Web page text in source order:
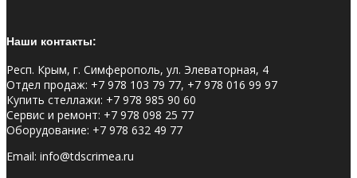
Наши контакты:
Респ. Крым, г. Симферополь, ул. Элеваторная, 4
Отдел продаж: +7 978 103 79 77, +7 978 016 99 97
Купить стеллажи: +7 978 985 90 60
Сервис и ремонт: +7 978 098 25 77
Оборудование: +7 978 632 49 77
Email: info@tdscrimea.ru